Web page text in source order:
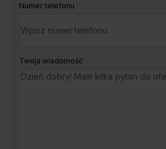
Numer telefonu
Twoja wiadomość